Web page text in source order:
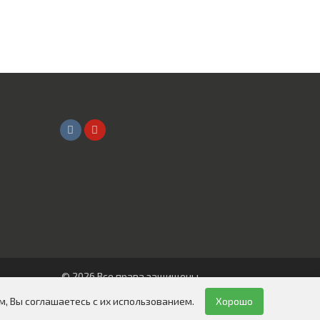
© 2026 Все права защищены
Вы соглашаетесь с их использованием.
Хорошо